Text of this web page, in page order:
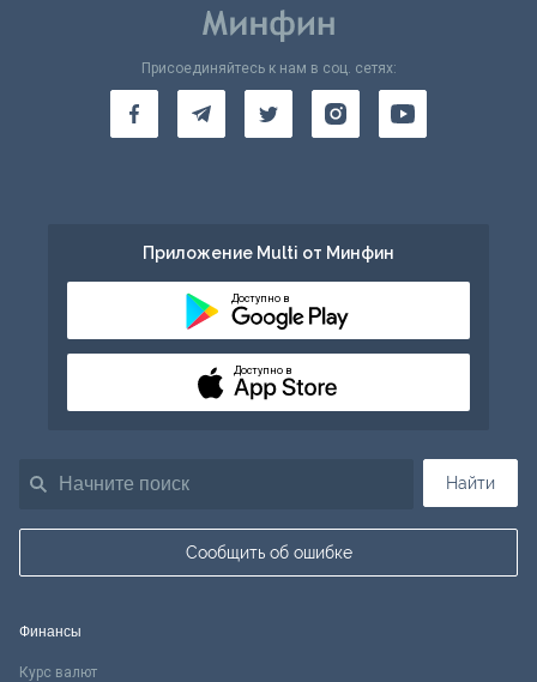
Найти
Сообщить об ошибке
Присоединяйтесь к нам в соц. сетях:
Приложение Multi от Минфин
Доступно в
Доступно в
Финансы
Курс валют